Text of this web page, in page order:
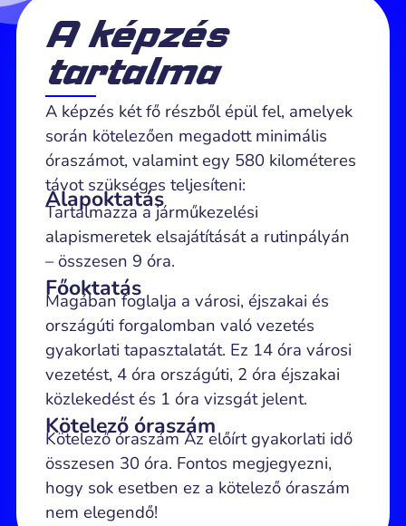
A képzés
tartalma
A képzés két fő részből épül fel, amelyek
során kötelezően megadott minimális
óraszámot, valamint egy 580 kilométeres
távot szükséges teljesíteni:
Alapoktatás
Tartalmazza a járműkezelési
alapismeretek elsajátítását a rutinpályán
– összesen 9 óra.
Főoktatás
Magában foglalja a városi, éjszakai és
országúti forgalomban való vezetés
gyakorlati tapasztalatát. Ez 14 óra városi
vezetést, 4 óra országúti, 2 óra éjszakai
közlekedést és 1 óra vizsgát jelent.
Kötelező óraszám
Kötelező óraszám Az előírt gyakorlati idő
összesen 30 óra. Fontos megjegyezni,
hogy sok esetben ez a kötelező óraszám
nem elegendő!